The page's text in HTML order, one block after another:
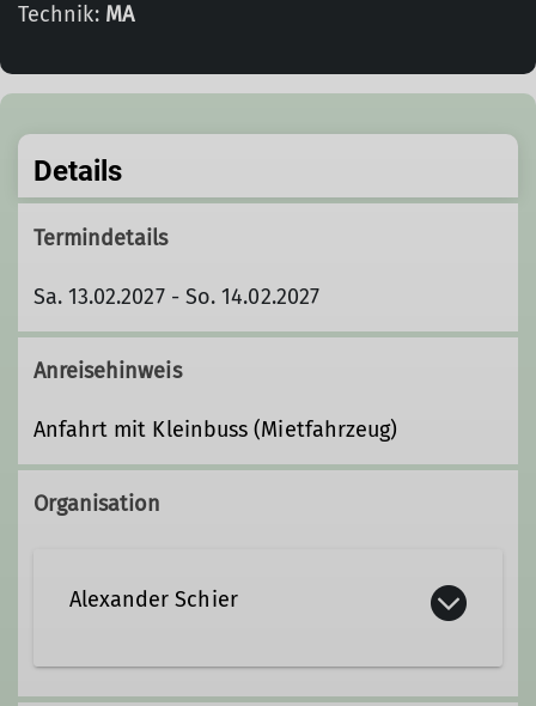
Technik: MA
Details
Termindetails
Sa. 13.02.2027 - So. 14.02.2027
Anreisehinweis
Anfahrt mit Kleinbuss (Mietfahrzeug)
Organisation
Alexander Schier